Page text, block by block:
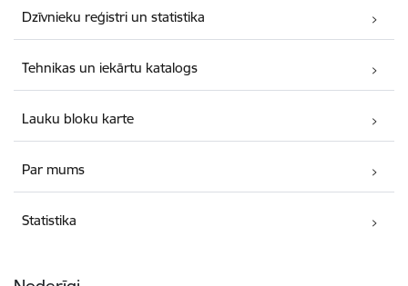
Dzīvnieku reģistri un statistika
Tehnikas un iekārtu katalogs
Lauku bloku karte
Par mums
Statistika